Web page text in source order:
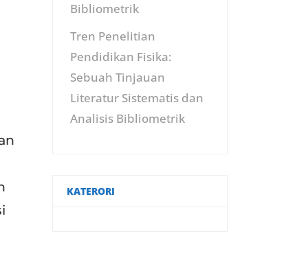
Bibliometrik
Tren Penelitian
Pendidikan Fisika:
Sebuah Tinjauan
Literatur Sistematis dan
Analisis Bibliometrik
KATERORI